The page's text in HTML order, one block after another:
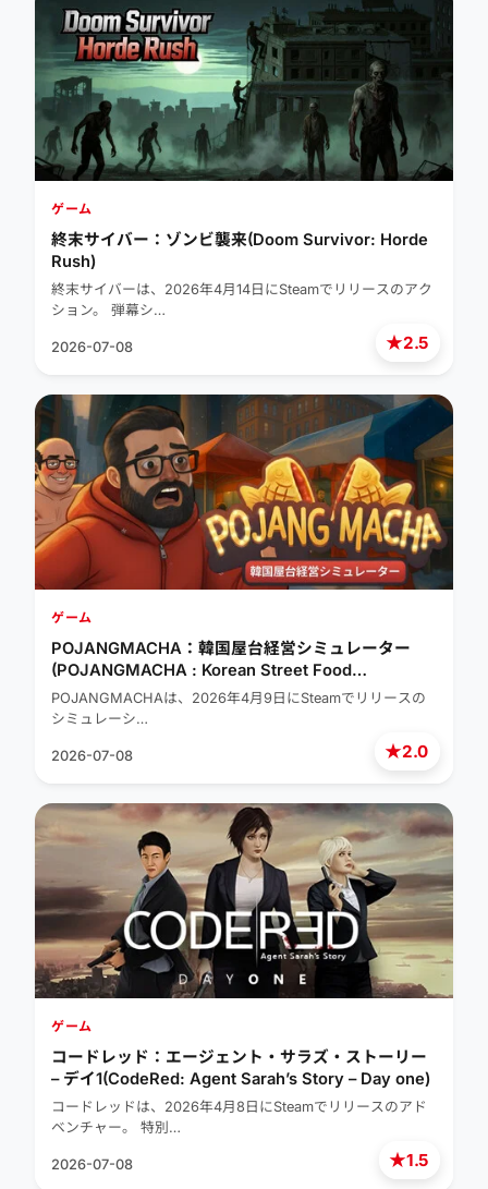
★2.5
ゲーム
終末サイバー：ゾンビ襲来(Doom Survivor: Horde
Rush)
終末サイバーは、2026年4月14日にSteamでリリースのアク
ション。 弾幕シ…
2026-07-08
★2.0
ゲーム
POJANGMACHA：韓国屋台経営シミュレーター
(POJANGMACHA : Korean Street Food
Management Simulator)
POJANGMACHAは、2026年4月9日にSteamでリリースの
シミュレーシ…
2026-07-08
★1.5
ゲーム
コードレッド：エージェント・サラズ・ストーリー
– デイ1(CodeRed: Agent Sarah’s Story – Day one)
コードレッドは、2026年4月8日にSteamでリリースのアド
ベンチャー。 特別…
2026-07-08